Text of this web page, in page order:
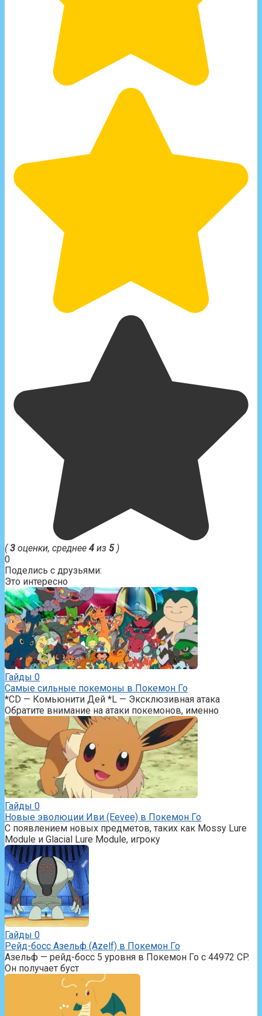
(3 оценки, среднее 4 из 5)
0
Поделись с друзьями:
Это интересно
Гайды 0
Самые сильные покемоны в Покемон Го
*CD — Комьюнити Дей *L — Эксклюзивная атака
Обратите внимание на атаки покемонов, именно
Гайды 0
Новые эволюции Иви (Eevee) в Покемон Го
С появлением новых предметов, таких как Mossy Lure
Module и Glacial Lure Module, игроку
Гайды 0
Рейд-босс Азельф (Azelf) в Покемон Го
Азельф — рейд-босс 5 уровня в Покемон Го с 44972 CP.
Он получает буст